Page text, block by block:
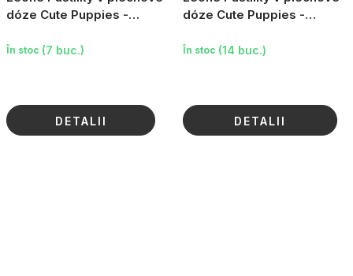
dóze Cute Puppies -
În stoc (7 buc.)
DETALII
dóze Cute Puppies -
În stoc (14 buc.)
DETALII